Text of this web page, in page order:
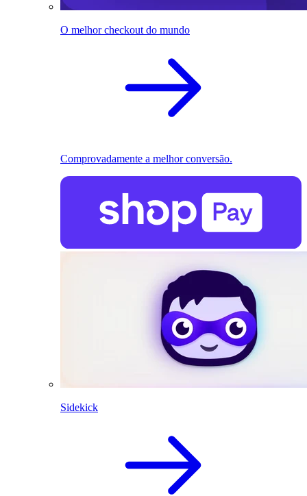
O melhor checkout do mundo
Comprovadamente a melhor conversão.
Sidekick